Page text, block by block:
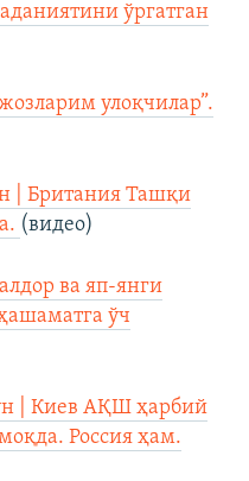
ўргатган
улоқчилар”.
| Британия Ташқи
(видео)
ва яп-янги
ўч
| Киев АҚШ ҳарбий
Россия ҳам.